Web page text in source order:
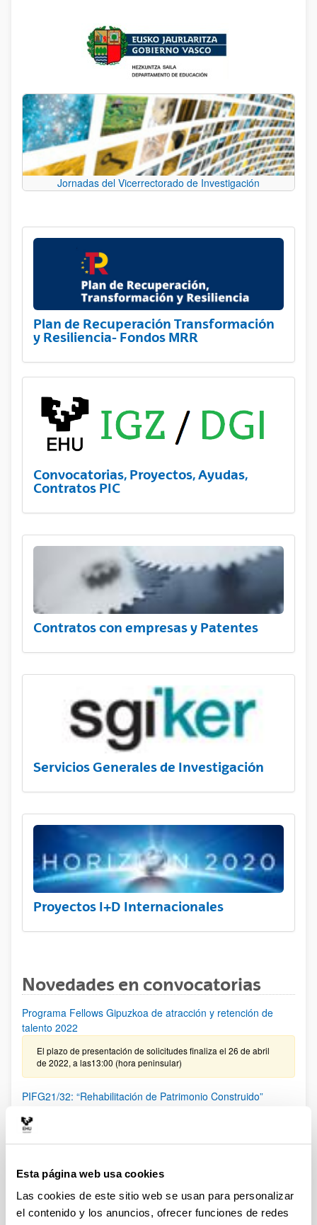
Esta página web usa cookies
Las cookies de este sitio web se usan para personalizar
el contenido y los anuncios, ofrecer funciones de redes
Jornadas del Vicerrectorado de Investigación
Plan de Recuperación Transformación
y Resiliencia- Fondos MRR
Convocatorias, Proyectos, Ayudas,
Contratos PIC
Contratos con empresas y Patentes
Servicios Generales de Investigación
Proyectos I+D Internacionales
Novedades en convocatorias
Programa Fellows Gipuzkoa de atracción y retención de
talento 2022
El plazo de presentación de solicitudes finaliza el 26 de abril
de 2022, a las13:00 (hora peninsular)
PIFG21/32: “Rehabilitación de Patrimonio Construido”
PIFG21/30: “Advanced PHY/MAC techniques for Wireless
Communications in Industry"
Plazo de presentación cerrado: 08/02/2022 - 28/02/2022
Se ha publicado la propuesta de adjudicación